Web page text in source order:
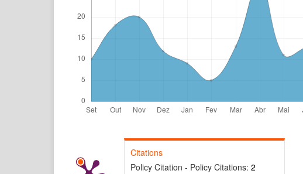
Citations
Policy Citation - Policy Citations: 2